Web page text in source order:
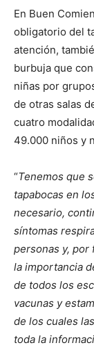
En Buen
obligatorio del
atención,
burbuja que
niñas por
de otras salas
cuatro
49.000 niños y
“Tenemos que
tapabocas en
necesario,
síntomas
personas y, por
la importancia
de todos los
vacunas y
de los cuales
toda la